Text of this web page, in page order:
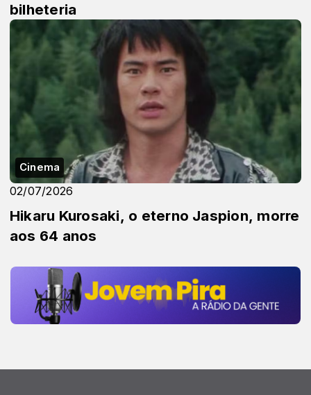
bilheteria
Cinema
02/07/2026
Hikaru Kurosaki, o eterno Jaspion, morre
aos 64 anos